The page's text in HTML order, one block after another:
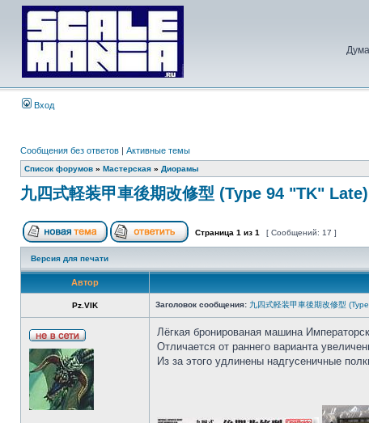
Вход
Сообщения без ответов | Активные темы
Список форумов » Мастерская » Диорамы
九四式軽装甲車後期改修型 (Type 94 "TK"
Страница 1 из 1 [ Сообщений: 17 ]
Версия для печати
Автор
Pz.VIK Заголовок сообщения: 九四式軽装甲車後期改修型
Лёгкая бронированая машина
Отличается от раннего варианта
Из за этого удлинены надгусеничные